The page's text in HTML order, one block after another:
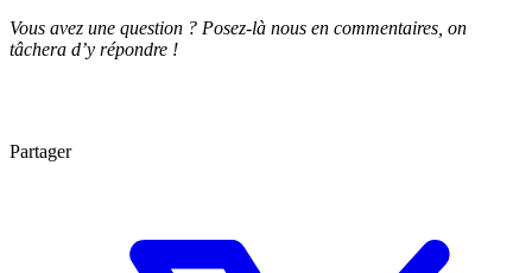
Vous avez une question ? Posez-là nous en commentaires, on
tâchera d’y répondre !
Partager